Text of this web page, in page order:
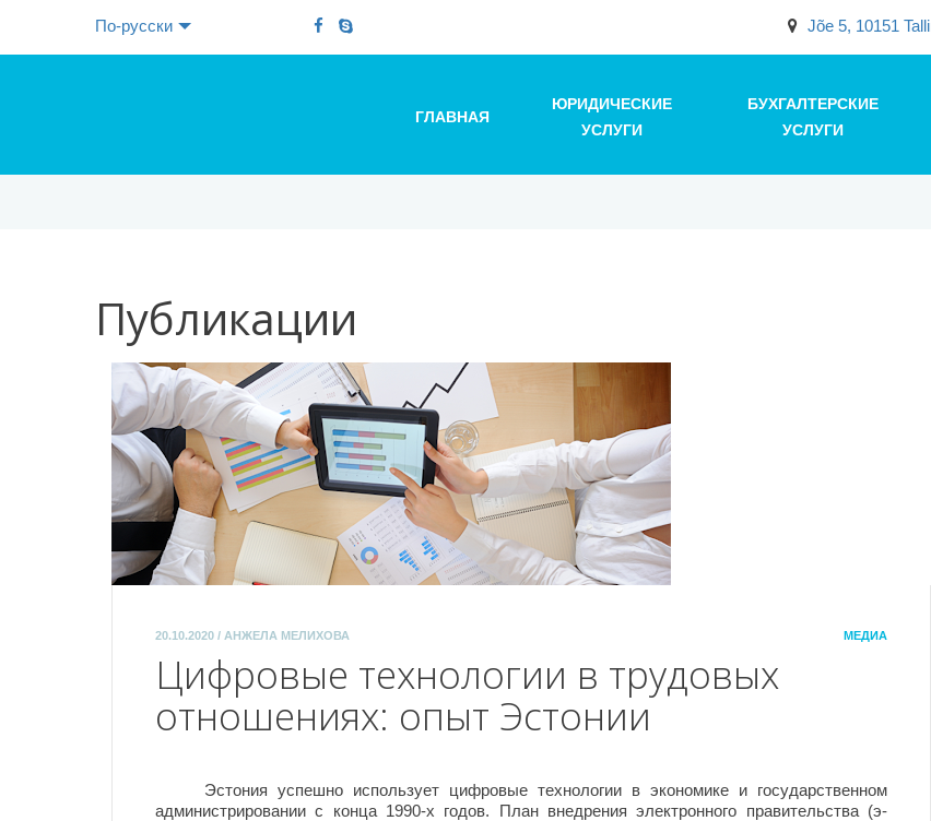
По-русски Jõe 5, 10151
ГЛАВНАЯ
ЮРИДИЧЕСКИЕ
УСЛУГИ
БУХГАЛТЕРСКИЕ
УСЛУГИ
Публикации
20.10.2020 / АНЖЕЛА МЕЛИХОВА МЕДИА
Цифровые технологии в трудовых
отношениях: опыт Эстонии
Эстония успешно использует цифровые технологии в экономике и государственном
администрировании с конца 1990-х годов. План внедрения электронного правительства (э-